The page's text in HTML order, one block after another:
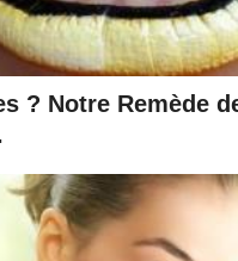
? Notre Remède